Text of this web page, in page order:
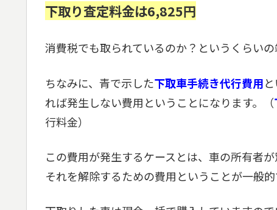
下取り査定料金は6,825円
消費税でも取られているのか？というくらいの
ちなみに、青で示した下取車手続き代行費用
れば発生しない費用ということになります。（
行料金）
この費用が発生するケースとは、車の所有者
それを解除するための費用ということが一般的